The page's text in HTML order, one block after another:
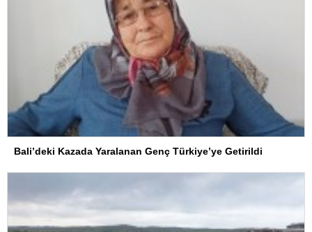
Bali’deki Kazada Yaralanan Genç Türkiye’ye Getirildi